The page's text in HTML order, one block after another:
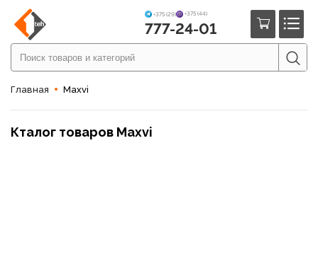
+375 (29) +375 (44)
777-24-01
Главная Maxvi
Кталог товаров Maxvi